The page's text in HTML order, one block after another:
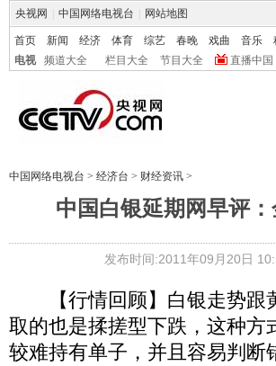
央视网 中国网络电视台 网站地图
首页 新闻 经济 体育 综艺 春晚 戏曲 音乐
电视
频道大全 栏目大全 节目大全 直播中国
中国网络电视台 > 经济台 > 财经资讯 >
中国白银延期网早评
发布时间:2011年09月20日
【行情回顾】白银走势跟
取的也是揉搓型下跌，这种
较难持有单子，并且容易判